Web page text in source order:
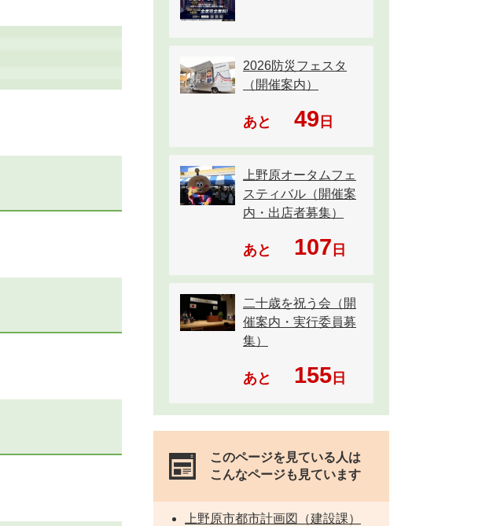
2026防災フェスタ
（開催案内）
あと 49 日
上野原オータムフェ
スティバル（開催案
内・出店者募集）
あと 107 日
二十歳を祝う会（開
催案内・実行委員募
集）
あと 155日
このページを見ている人は
こんなページも見ています
上野原市都市計画図（建設課）